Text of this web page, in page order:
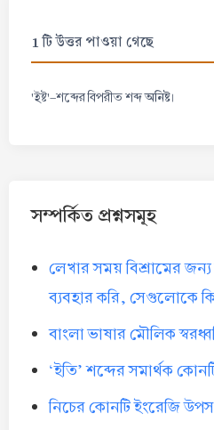
1 টি উত্তর পাওয়া গেছে
'ইষ্ট'-শব্দের বিপরীত শব্দঅনিষ্ট।
সম্পর্কিত প্রশ্নসমূহ
লেখার সময় বিশ্রামের
ব্যবহার করি, সেগুলোকে
বাংলা ভাষার মৌলিক
‘ইতি’ শব্দের সমার্থক
নিচের কোনটি ইংরেজি